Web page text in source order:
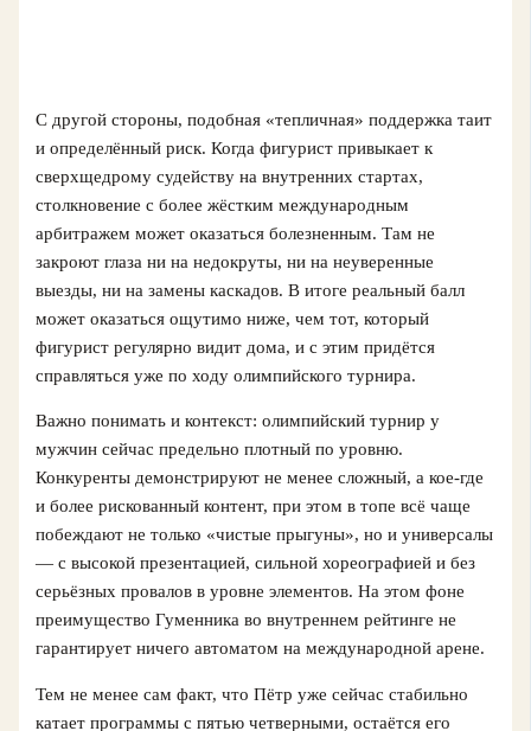
С другой стороны, подобная «тепличная» поддержка таит
и определённый риск. Когда фигурист привыкает к
сверхщедрому судейству на внутренних стартах,
столкновение с более жёстким международным
арбитражем может оказаться болезненным. Там не
закроют глаза ни на недокруты, ни на неуверенные
выезды, ни на замены каскадов. В итоге реальный балл
может оказаться ощутимо ниже, чем тот, который
фигурист регулярно видит дома, и с этим придётся
справляться уже по ходу олимпийского турнира.
Важно понимать и контекст: олимпийский турнир у
мужчин сейчас предельно плотный по уровню.
Конкуренты демонстрируют не менее сложный, а кое-где
и более рискованный контент, при этом в топе всё чаще
побеждают не только «чистые прыгуны», но и универсалы
— с высокой презентацией, сильной хореографией и без
серьёзных провалов в уровне элементов. На этом фоне
преимущество Гуменника во внутреннем рейтинге не
гарантирует ничего автоматом на международной арене.
Тем не менее сам факт, что Пётр уже сейчас стабильно
катает программы с пятью четверными, остаётся его